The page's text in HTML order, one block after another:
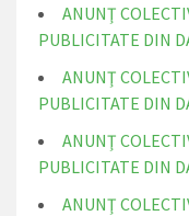
ANUNŢ
PUBLICITATE DIN
ANUNŢ
PUBLICITATE DIN
ANUNŢ
PUBLICITATE DIN
ANUNŢ